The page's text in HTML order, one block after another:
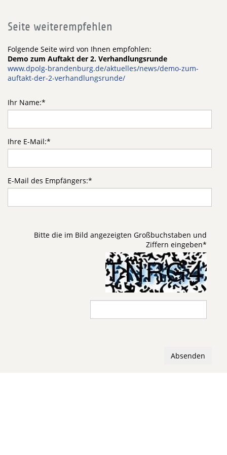
Seite weiterempfehlen
Folgende Seite wird von Ihnen empfohlen:
Demo zum Auftakt der 2. Verhandlungsrunde
www.dpolg-brandenburg.de/aktuelles/news/demo-zum-
auftakt-der-2-verhandlungsrunde/
Ihr Name:*
Ihre E-Mail:*
E-Mail des Empfängers:*
Bitte die im Bild angezeigten Großbuchstaben und
Ziffern eingeben*
Absenden